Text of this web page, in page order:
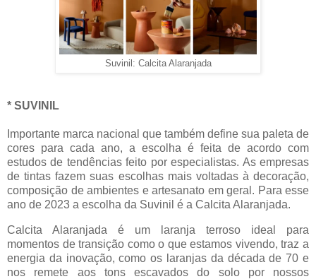
Suvinil: Calcita Alaranjada
* SUVINIL
Importante marca nacional que também define sua paleta de
cores para cada ano, a escolha é feita de acordo com
estudos de tendências feito por especialistas. As empresas
de tintas fazem suas escolhas mais voltadas à decoração,
composição de ambientes e artesanato em geral. Para esse
ano de 2023 a escolha da Suvinil é a Calcita Alaranjada.
Calcita Alaranjada é um laranja terroso ideal para
momentos de transição como o que estamos vivendo, traz a
energia da inovação, como os laranjas da década de 70 e
nos remete aos tons escavados do solo por nossos